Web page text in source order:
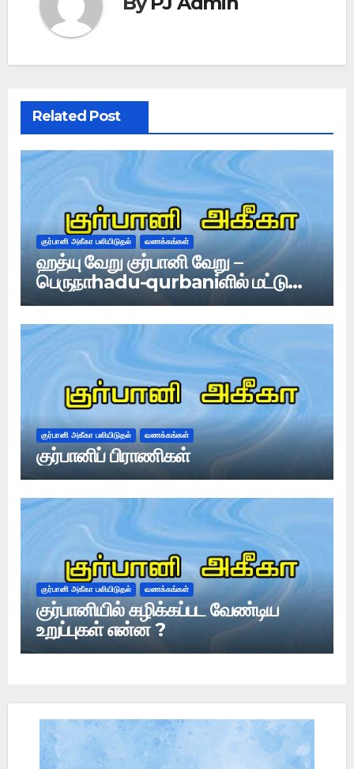
Related Post
குர்பானி அகீகா பலியிடுதல் வணக்கங்கள்
ஹத்யு வேறு குர்பானி வேறு –
பெருநாhadu-qurbaniளில் மட்டுமே
குர்பானி
குர்பானி அகீகா பலியிடுதல் வணக்கங்கள்
குர்பானிப் பிராணிகள்
குர்பானி அகீகா பலியிடுதல் வணக்கங்கள்
குர்பானியில் கழிக்கப்பட வேண்டிய
உறுப்புகள் என்ன ?